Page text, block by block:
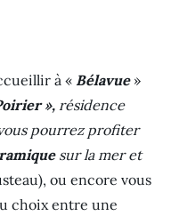
à « Bélavue»
», résidence
pourrez profiter
sur la mer et
ou encore vous
choix entre une